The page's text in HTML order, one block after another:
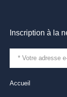
Accueil
Inscription à la